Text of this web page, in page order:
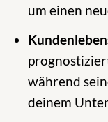
um einen
während
deinem